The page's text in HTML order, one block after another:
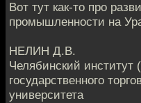
Вот тут как-то про
промышленности на
НЕЛИН Д.В.
Челябинский институт
государственного
университета